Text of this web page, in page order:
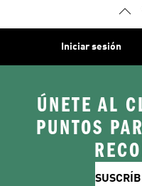
Iniciar sesión
ÚNETE AL
PUNTOS